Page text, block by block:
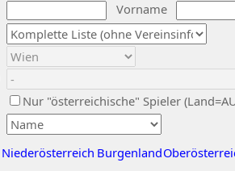
Vorname
Nur "österreichische" Spieler
Niederösterreich Burgenland